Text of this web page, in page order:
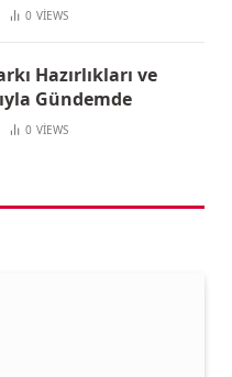
0 VIEWS
Hazırlıkları ve
Gündemde
0 VIEWS